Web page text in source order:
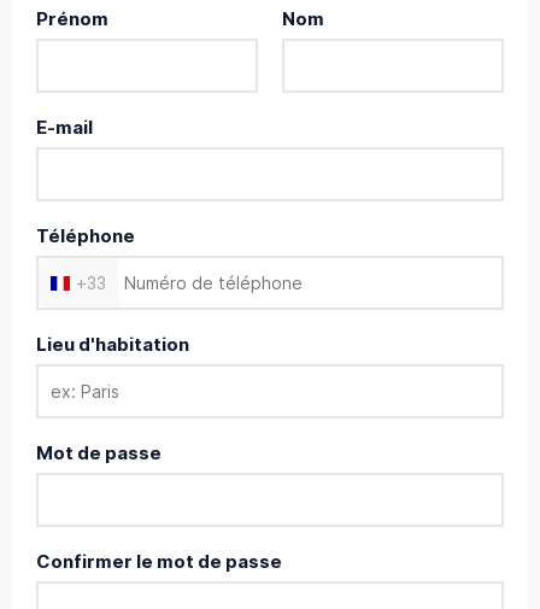
Prénom Nom
E-mail
Téléphone
+33
Lieu d'habitation
Mot de passe
Confirmer le mot de passe